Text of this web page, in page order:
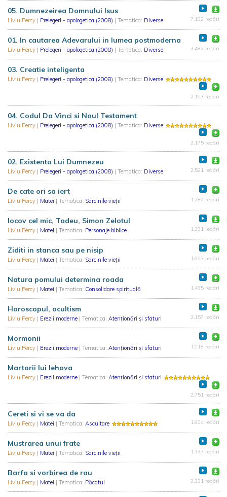
05. Dumnezeirea Domnului Isus
Liviu Percy | Prelegeri - apologetica (2008) | Tematica: Diverse 7.102 redări
01. In cautarea Adevarului in lumea postmoderna
Liviu Percy | Prelegeri - apologetica (2008) | Tematica: Diverse 3.482 redări
03. Creatie inteligenta
Liviu Percy | Prelegeri - apologetica (2008) | Tematica: Diverse
2.193 redări
04. Codul Da Vinci si Noul Testament
Liviu Percy | Prelegeri - apologetica (2008) | Tematica: Diverse
2.175 redări
02. Existenta Lui Dumnezeu
Liviu Percy | Prelegeri - apologetica (2008) | Tematica: Diverse 2.521 redări
De cate ori sa iert
Liviu Percy | Matei | Tematica: Sarcinile vieții 1.780 redări
Iocov cel mic, Tadeu, Simon Zelotul
Liviu Percy | Matei | Tematica: Personaje biblice 1.301 redări
Ziditi in stanca sau pe nisip
Liviu Percy | Matei | Tematica: Sarcinile vieții 1.693 redări
Natura pomului determina roada
Liviu Percy | Matei | Tematica: Consolidare spirituală 1.465 redări
Horoscopul, ocultism
Liviu Percy | Erezii moderne | Tematica: Atenționări și sfaturi 2.157 redări
Mormonii
Liviu Percy | Erezii moderne | Tematica: Atenționări și sfaturi 1.918 redări
Martorii lui Iehova
Liviu Percy | Erezii moderne | Tematica: Atenționări și sfaturi
2.751 redări
Cereti si vi se va da
Liviu Percy | Matei | Tematica: Ascultare 1.804 redări
Mustrarea unui frate
Liviu Percy | Matei | Tematica: Sarcinile vieții 1.333 redări
Barfa si vorbirea de rau
Liviu Percy | Matei | Tematica: Păcatul 2.331 redări